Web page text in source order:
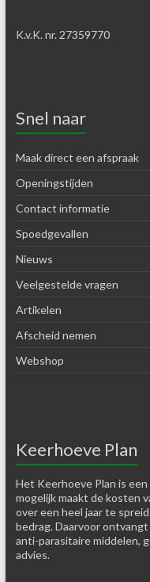
K.v.K. nr. 27359770
Snel naar
Maak direct een afspraak
Openingstijden
Contact informatie
Spoedgevallen
Nieuws
Veelgestelde vragen
Artikelen
Afscheid nemen
Webshop
Keerhoeve Plan
Het Keerhoeve Plan is
mogelijk maakt de kosten
over een heel jaar te
bedrag. Daarvoor
anti-parasitaire middelen,
advies.